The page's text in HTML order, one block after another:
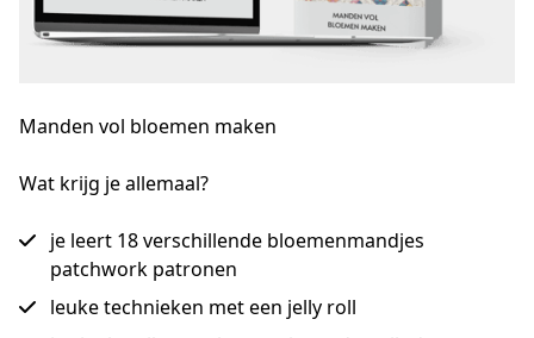
Manden vol bloemen maken
Wat krijg je allemaal?
je leert 18 verschillende bloemenmandjes
patchwork patronen
leuke technieken met een jelly roll